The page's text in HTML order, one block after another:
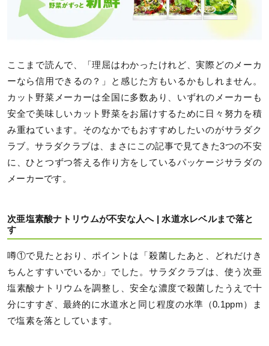
ここまで読んで、「理屈はわかったけれど、実際どのメーカ
ーなら信用できるの？」と感じた方もいるかもしれません。
カット野菜メーカーは全国に多数あり、いずれのメーカーも
安全で美味しいカット野菜をお届けするために日々努力を積
み重ねています。そのなかでもおすすめしたいのがサラダク
ラブ。サラダクラブは、まさにこの記事で見てきた3つの不安
に、ひとつずつ答える作り方をしているパッケージサラダの
メーカーです。
次亜塩素酸ナトリウムが不安な人へ | 水道水レベルまで落と
す
噂①で見たとおり、ポイントは「殺菌したあと、どれだけき
ちんとすすいでいるか」でした。サラダクラブは、使う次亜
塩素酸ナトリウムを調整し、安全な濃度で殺菌したうえで十
分にすすぎ、最終的に水道水と同じ程度の水準（0.1ppm）ま
で塩素を落としています。